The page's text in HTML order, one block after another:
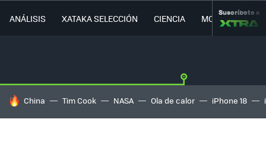
ANÁLISIS XATAKA SELECCIÓN CIENCIA MOVILIDAD
Suscríbete a
HOY SE HABLA DE
China Tim Cook NASA Ola de calor iPhone 18